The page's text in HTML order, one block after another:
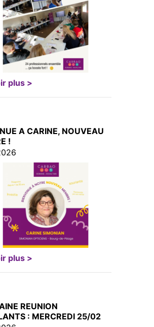
plus >
A CARINE, NOUVEAU
!
plus >
REUNION
: MERCREDI 25/02